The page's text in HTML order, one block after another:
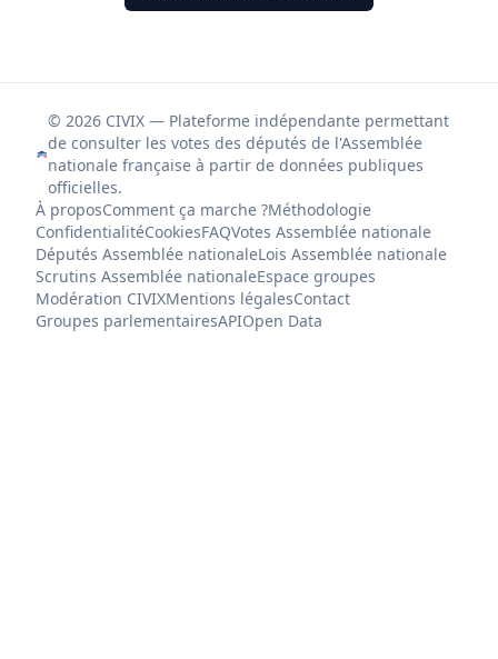
© 2026 CIVIX — Plateforme indépendante permettant
de consulter les votes des députés de l'Assemblée
nationale française à partir de données publiques
officielles.
À proposComment ça marche ?Méthodologie
ConfidentialitéCookiesFAQVotes Assemblée nationale
Députés Assemblée nationaleLois Assemblée nationale
Scrutins Assemblée nationaleEspace groupes
Modération CIVIXMentions légalesContact
Groupes parlementairesAPIOpen Data